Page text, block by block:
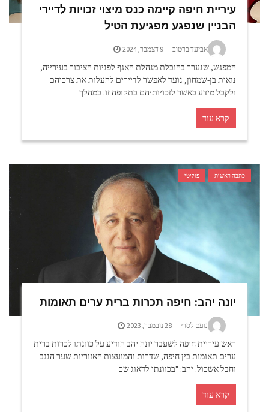
עיריית חיפה קיימה כנס מיצוי זכויות לדיירי
הבניין שנפגע מפגיעת הטיל
אביעד ברטוב 9 דצמבר, 2024
המפגש, שנערך בהובלת מנהלת האגף לפניות הציבור בעירייה,
נואית בן-שמחון, נועד לאפשר לדיירים להעלות את צרכיהם
ולקבל מידע באשר לזכויותיהם בתקופה זו. במהלך
קרא עוד
כתבה ראשית פוליטי
יונה יהב: חיפה תכרות ברית ערים תאומות
נועם לסרי 28 נובמבר, 2023
ראש עיריית חיפה לשעבר יונה יהב הודיע על כוונתו לכרות ברית
ערים תאומות בין חיפה, שדרות והמועצות האזוריות שער הנגב
וחבל אשכול. יהב: "בכוונתי לדאוג שכ
קרא עוד